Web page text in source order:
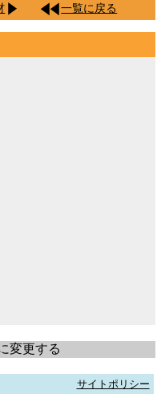
一覧に戻る
変更する
サイトポリシー